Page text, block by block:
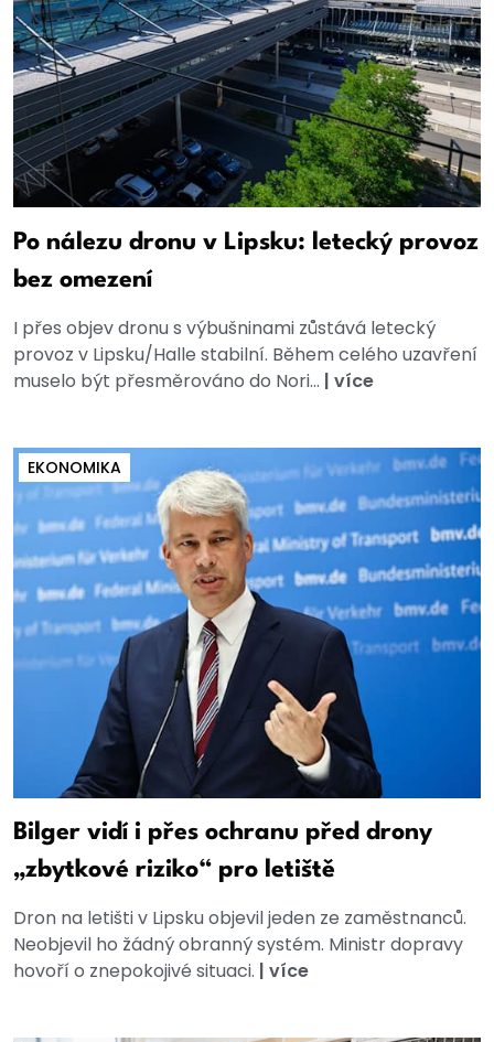
Po nálezu dronu v Lipsku: letecký provoz
bez omezení
I přes objev dronu s výbušninami zůstává letecký
provoz v Lipsku/Halle stabilní. Během celého uzavření
muselo být přesměrováno do Nori... | více
EKONOMIKA
Bilger vidí i přes ochranu před drony
„zbytkové riziko“ pro letiště
Dron na letišti v Lipsku objevil jeden ze zaměstnanců.
Neobjevil ho žádný obranný systém. Ministr dopravy
hovoří o znepokojivé situaci. | více